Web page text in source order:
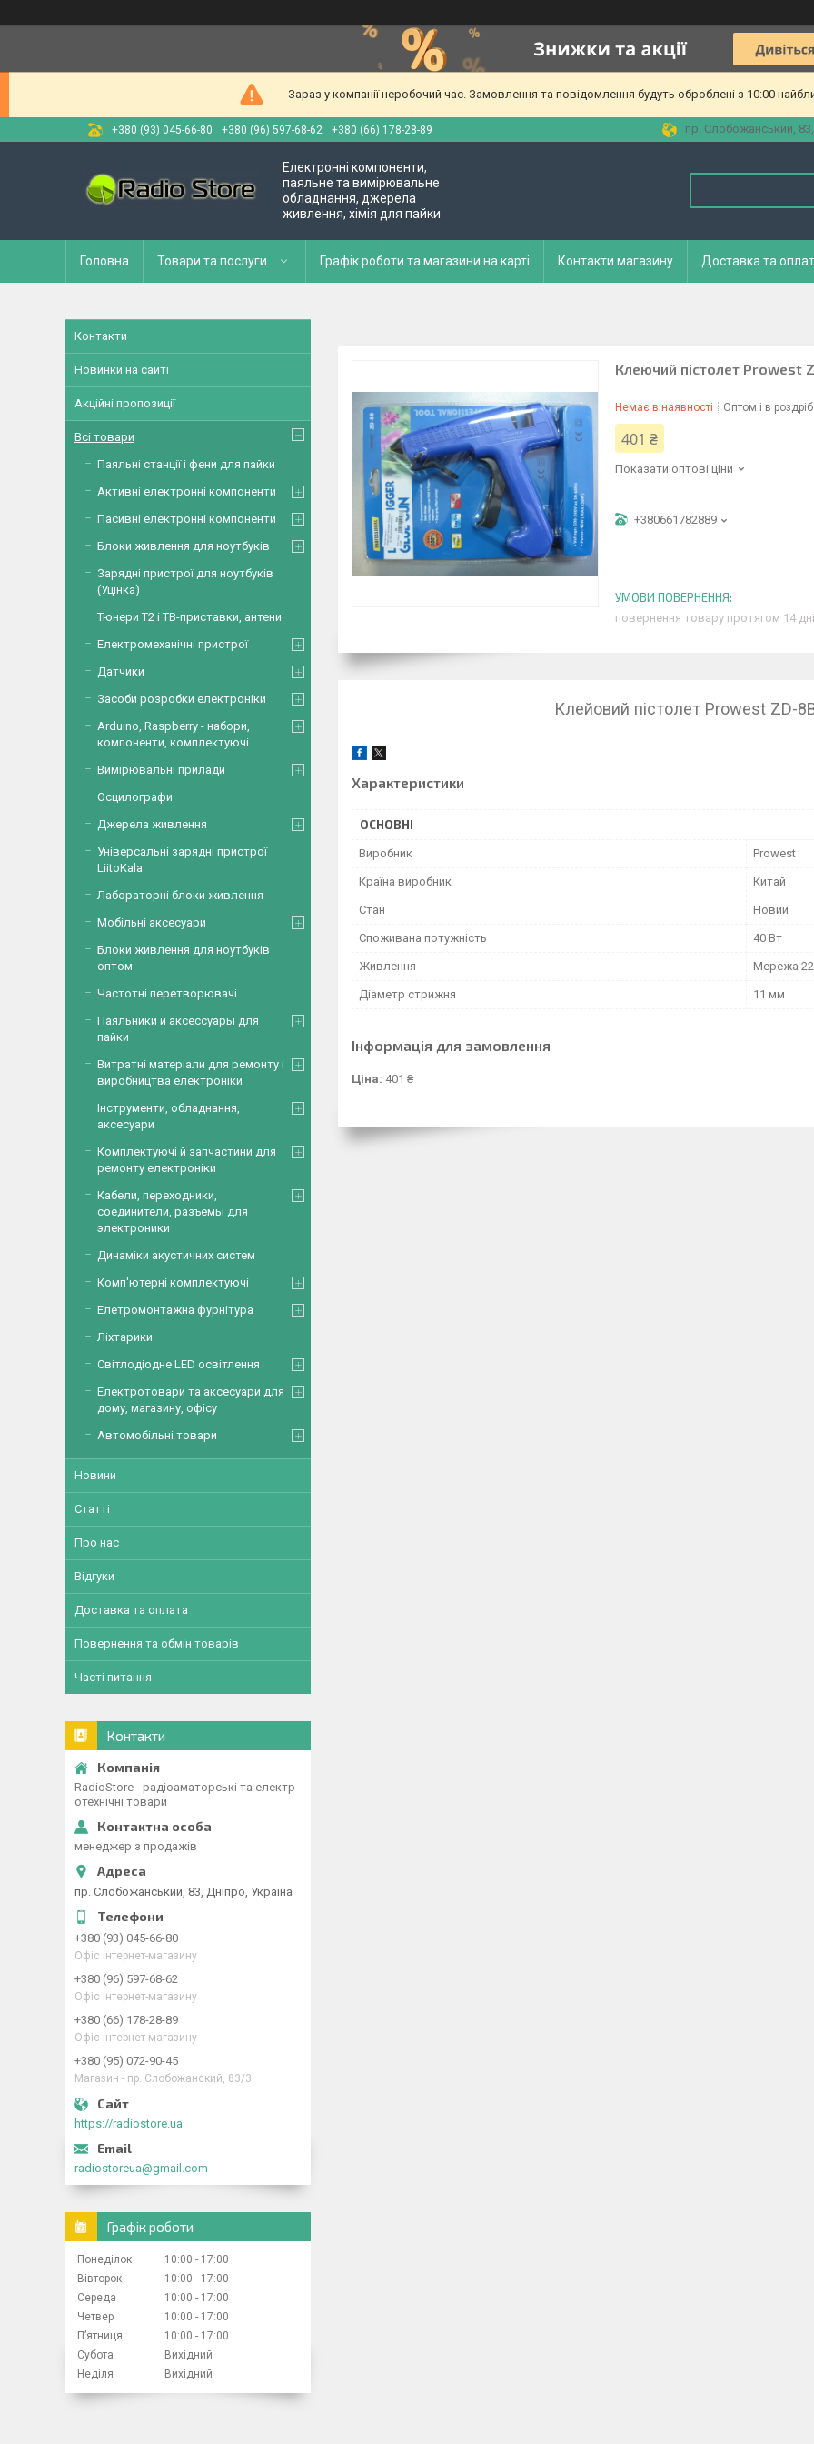
Зараз у компанії неробочий час. Замовлення та повідомлення будуть оброблені з 10:00
+380 (93) 045-66-80 +380 (96) 597-68-62 +380 (66) 178-28-89 пр. Слобожанський,
Електронні компоненти,
паяльне та вимірювальне
обладнання, джерела
живлення, хімія для пайки
Головна Товари та послуги Графік роботи та магазини на карті Контакти магазину Доставка та
Клеючий пістолет Prowest
Немає в наявності Оптом і в роздріб
401 ₴
Показати оптові ціни
+380661782889
повернення товару протягом 14
Клейовий пістолет Prowest ZD-
Характеристики
ОСНОВНІ
Виробник Prowest
Країна виробник Китай
Стан Новий
Споживана потужність 40 Вт
Живлення Мережа
Діаметр стрижня 11 мм
Інформація для замовлення
Ціна: 401 ₴
Контакти
Новинки на сайті
Акційні пропозиції
Всі товари
Паяльні станції і фени для пайки
Активні електронні компоненти
Пасивні електронні компоненти
Блоки живлення для ноутбуків
Зарядні пристрої для ноутбуків
(Уцінка)
Тюнери Т2 і ТВ-приставки, антени
Електромеханічні пристрої
Датчики
Засоби розробки електроніки
Arduino, Raspberry - набори,
компоненти, комплектуючі
Вимірювальні прилади
Осцилографи
Джерела живлення
Універсальні зарядні пристрої
LiitoKala
Лабораторні блоки живлення
Мобільні аксесуари
Блоки живлення для ноутбуків
оптом
Частотні перетворювачі
Паяльники и аксессуары для
пайки
Витратні матеріали для ремонту і
виробництва електроніки
Інструменти, обладнання,
аксесуари
Комплектуючі й запчастини для
ремонту електроніки
Кабели, переходники,
соединители, разъемы для
электроники
Динаміки акустичних систем
Комп'ютерні комплектуючі
Елетромонтажна фурнітура
Ліхтарики
Світлодіодне LED освітлення
Електротовари та аксесуари для
дому, магазину, офісу
Автомобільні товари
Новини
Статті
Про нас
Відгуки
Доставка та оплата
Повернення та обмін товарів
Часті питання
Контакти
RadioStore - радіоаматорські та електр
отехнічні товари
менеджер з продажів
пр. Слобожанський, 83, Дніпро, Україна
+380 (93) 045-66-80
Офіс інтернет-магазину
+380 (96) 597-68-62
Офіс інтернет-магазину
+380 (66) 178-28-89
Офіс інтернет-магазину
+380 (95) 072-90-45
Магазин - пр. Слобожанский, 83/3
https://radiostore.ua
radiostoreua@gmail.com
Графік роботи
Понеділок 10:00
17:00
Вівторок
10:00
17:00
Середа
10:00
17:00
Четвер
10:00
17:00
Пʼятниця
10:00
17:00
Субота
Вихідний
Неділя
Вихідний